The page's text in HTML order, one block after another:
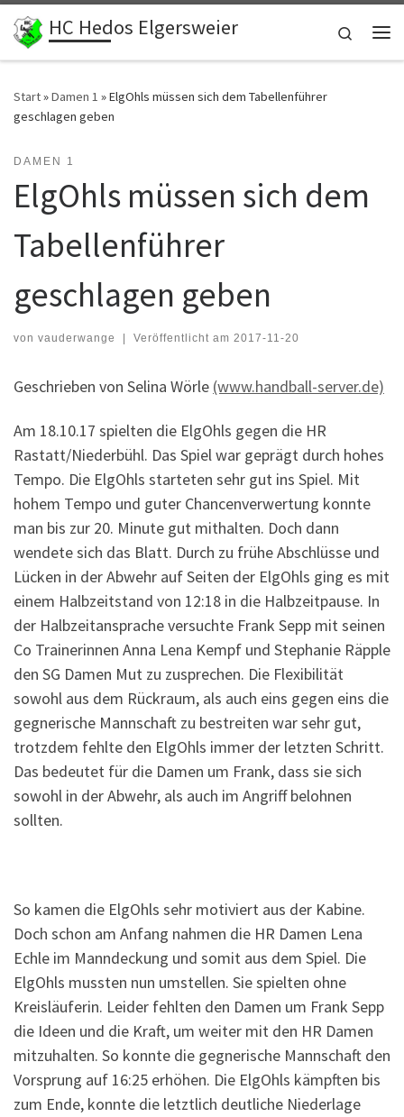
Zum Inhalt springen
HC Hedos Elgersweier
Search
Start»Damen 1 »ElgOhls müssen sich dem Tabellenführer
geschlagen geben
DAMEN 1
ElgOhls müssen sich dem
Tabellenführer
geschlagen geben
von vauderwange | Veröffentlicht am 2017-11-20
Geschrieben von Selina Wörle (www.handball-server.de)
Am 18.10.17 spielten die ElgOhls gegen die HR
Rastatt/Niederbühl. Das Spiel war geprägt durch hohes
Tempo. Die ElgOhls starteten sehr gut ins Spiel. Mit
hohem Tempo und guter Chancenverwertung konnte
man bis zur 20. Minute gut mithalten. Doch dann
wendete sich das Blatt. Durch zu frühe Abschlüsse und
Lücken in der Abwehr auf Seiten der ElgOhls ging es mit
einem Halbzeitstand von 12:18 in die Halbzeitpause. In
der Halbzeitansprache versuchte Frank Sepp mit seinen
Co Trainerinnen Anna Lena Kempf und Stephanie Räpple
den SG Damen Mut zu zusprechen. Die Flexibilität
sowohl aus dem Rückraum, als auch eins gegen eins die
gegnerische Mannschaft zu bestreiten war sehr gut,
trotzdem fehlte den ElgOhls immer der letzten Schritt.
Das bedeutet für die Damen um Frank, dass sie sich
sowohl in der Abwehr, als auch im Angriff belohnen
sollten.
So kamen die ElgOhls sehr motiviert aus der Kabine.
Doch schon am Anfang nahmen die HR Damen Lena
Echle im Manndeckung und somit aus dem Spiel. Die
ElgOhls mussten nun umstellen. Sie spielten ohne
Kreisläuferin. Leider fehlten den Damen um Frank Sepp
die Ideen und die Kraft, um weiter mit den HR Damen
mitzuhalten. So konnte die gegnerische Mannschaft den
Vorsprung auf 16:25 erhöhen. Die ElgOhls kämpften bis
zum Ende, konnte die letztlich deutliche Niederlage